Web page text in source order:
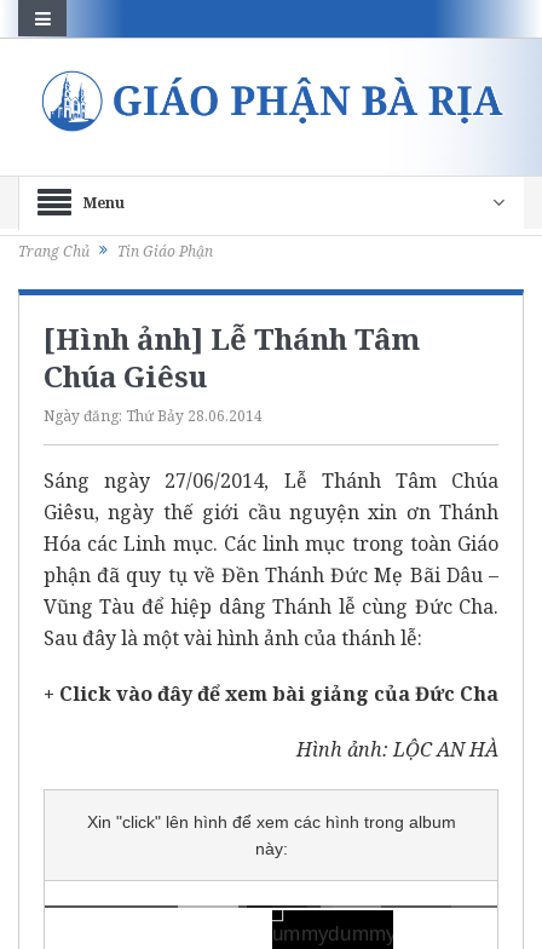
Menu
Trang Chủ Tin Giáo Phận
[Hình ảnh] Lễ Thánh Tâm
Chúa Giêsu
Ngày đăng: Thứ Bảy 28.06.2014
Sáng ngày 27/06/2014, Lễ Thánh Tâm Chúa
Giêsu, ngày thế giới cầu nguyện xin ơn Thánh
Hóa các Linh mục. Các linh mục trong toàn Giáo
phận đã quy tụ về Đền Thánh Đức Mẹ Bãi Dâu –
Vũng Tàu để hiệp dâng Thánh lễ cùng Đức Cha.
Sau đây là một vài hình ảnh của thánh lễ:
+ Click vào đây để xem bài giảng của Đức Cha
Hình ảnh: LỘC AN HÀ
Xin "click" lên hình để xem các hình trong album
này: